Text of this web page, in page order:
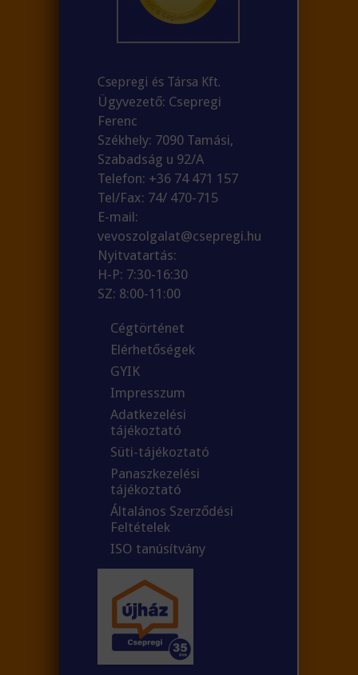
Csepregi és Társa Kft.
Ügyvezető: Csepregi
Ferenc
Székhely: 7090 Tamási,
Szabadság u 92/A
Telefon: +36 74 471 157
Tel/Fax: 74/ 470-715
E-mail:
vevoszolgalat@csepregi.hu
Nyitvatartás:
H-P: 7:30-16:30
SZ: 8:00-11:00
Cégtörténet
Elérhetőségek
GYIK
Impresszum
Adatkezelési
tájékoztató
Süti-tájékoztató
Panaszkezelési
tájékoztató
Általános Szerződési
Feltételek
ISO tanúsítvány